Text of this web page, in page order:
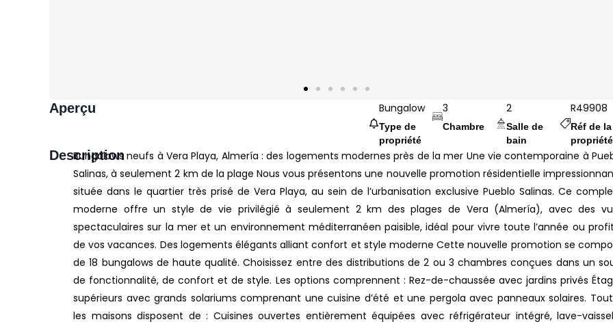
Aperçu Bungalow
Type de
propriété
3
Chambre
2
Salle de
bain
R49908
Réf de la
propriété
Description
Bungalows neufs à Vera Playa, Almería : des logements modernes près de la mer Une vie contemporaine à
Salinas, à seulement 2 km de la plage Nous vous présentons une nouvelle promotion résidentielle
située dans le quartier très prisé de Vera Playa, au sein de l’urbanisation exclusive Pueblo Salinas. Ce
moderne offre un style de vie privilégié à seulement 2 km des plages de Vera (Almería), avec des
spectaculaires sur la mer et un environnement méditerranéen paisible, idéal pour vivre toute l’année ou
de vos vacances. Des logements élégants alliant confort et style moderne Cette nouvelle promotion se
de 18 bungalows de haute qualité. Choisissez entre des distributions de 2 ou 3 chambres conçues dans un
de fonctionnalité, de confort et de style. Les options comprennent : Rez-de-chaussée avec jardins privés
supérieurs avec grands solariums comprenant une cuisine d’été et une pergola avec panneaux solaires.
les maisons disposent de : Cuisines ouvertes entièrement équipées avec réfrigérateur intégré, lave-